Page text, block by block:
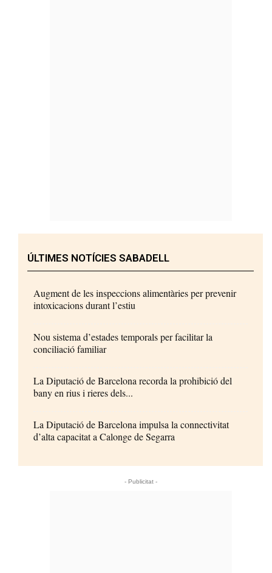
ÚLTIMES NOTÍCIES SABADELL
Augment de les inspeccions alimentàries per prevenir
intoxicacions durant l’estiu
Nou sistema d’estades temporals per facilitar la
conciliació familiar
La Diputació de Barcelona recorda la prohibició del
bany en rius i rieres dels...
La Diputació de Barcelona impulsa la connectivitat
d’alta capacitat a Calonge de Segarra
- Publicitat -